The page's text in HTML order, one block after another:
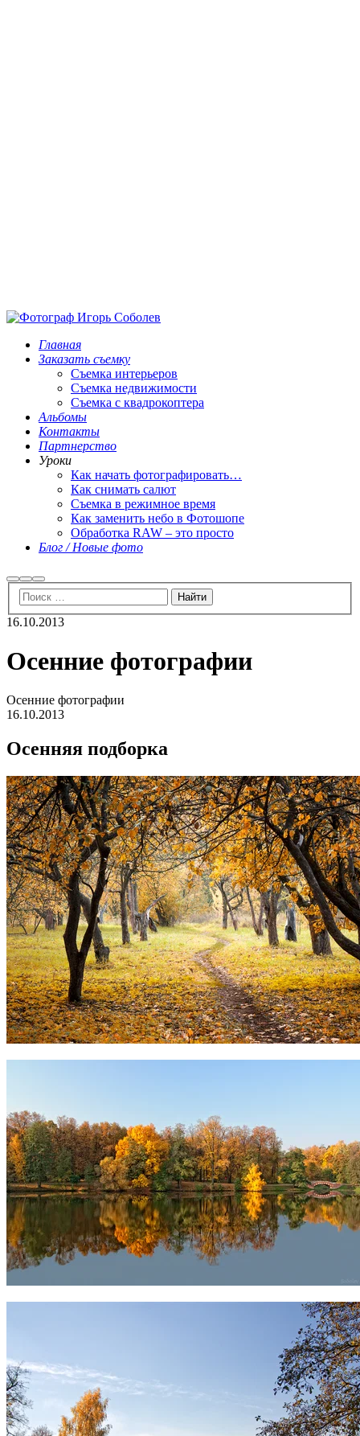
Главная
Заказать съемку
Съемка интерьеров
Съемка недвижимости
Съемка с квадрокоптера
Альбомы
Контакты
Партнерство
Уроки
Как начать фотографировать…
Как снимать салют
Съемка в режимное время
Как заменить небо в Фотошопе
Обработка RAW – это просто
Блог / Новые фото
НайтиБольше
информации
Главное
меню
16.10.2013
Осенние фотографии
Осенние фотографии
16.10.2013
Осенняя подборка